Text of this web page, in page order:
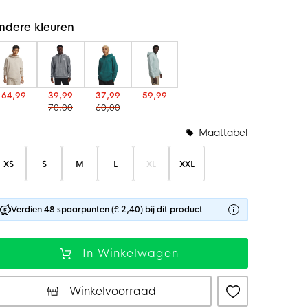
kleuren
64,99
39,99
70,00
37,99
60,00
59,99
XS S M L XL XXL
Maattabel
Verdien 48 spaarpunten (€ 2,40) bij dit product
In Winkelwagen
Winkelvoorraad